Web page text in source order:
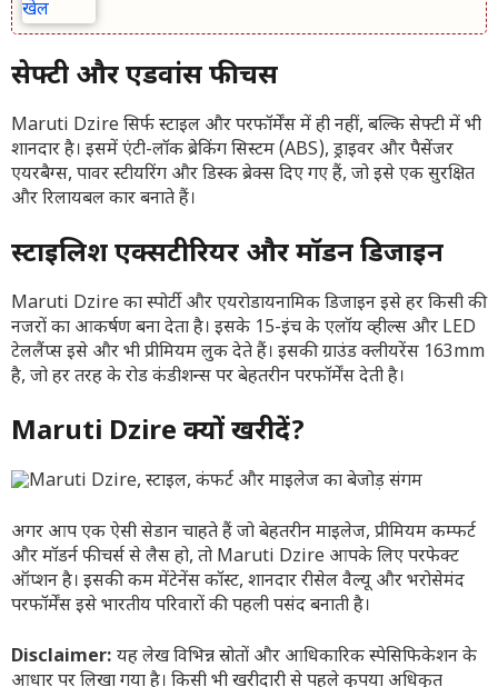
सेफ्टी और एडवांस फीचर्स
Maruti Dzire सिर्फ स्टाइल और परफॉर्मेंस में ही नहीं, बल्कि सेफ्टी में भी
शानदार है। इसमें एंटी-लॉक ब्रेकिंग सिस्टम (ABS), ड्राइवर और पैसेंजर
एयरबैग्स, पावर स्टीयरिंग और डिस्क ब्रेक्स दिए गए हैं, जो इसे एक सुरक्षित
और रिलायबल कार बनाते हैं।
स्टाइलिश एक्सटीरियर और मॉडर्न डिजाइन
Maruti Dzire का स्पोर्टी और एयरोडायनामिक डिजाइन इसे हर किसी की
नजरों का आकर्षण बना देता है। इसके 15-इंच के एलॉय व्हील्स और LED
टेललैंप्स इसे और भी प्रीमियम लुक देते हैं। इसकी ग्राउंड क्लीयरेंस 163mm
है, जो हर तरह के रोड कंडीशन्स पर बेहतरीन परफॉर्मेंस देती है।
Maruti Dzire क्यों खरीदें?
अगर आप एक ऐसी सेडान चाहते हैं जो बेहतरीन माइलेज, प्रीमियम कम्फर्ट
और मॉडर्न फीचर्स से लैस हो, तो Maruti Dzire आपके लिए परफेक्ट
ऑप्शन है। इसकी कम मेंटेनेंस कॉस्ट, शानदार रीसेल वैल्यू और भरोसेमंद
परफॉर्मेंस इसे भारतीय परिवारों की पहली पसंद बनाती है।
Disclaimer: यह लेख विभिन्न स्रोतों और आधिकारिक स्पेसिफिकेशन के
आधार पर लिखा गया है। किसी भी खरीदारी से पहले कृपया अधिकृत